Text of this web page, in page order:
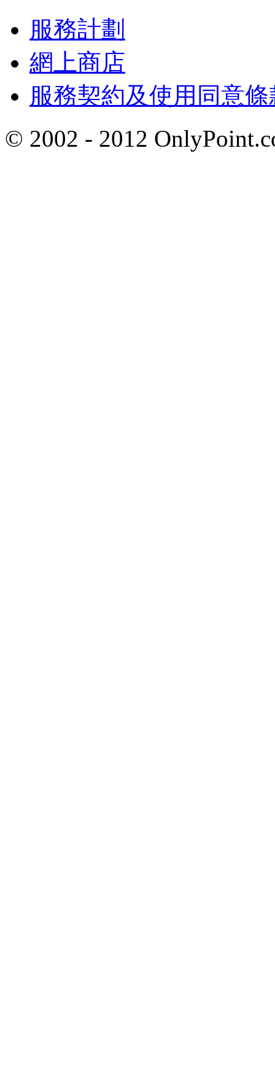
服務計劃
網上商店
服務契約及使用同意條
© 2002 - 2012